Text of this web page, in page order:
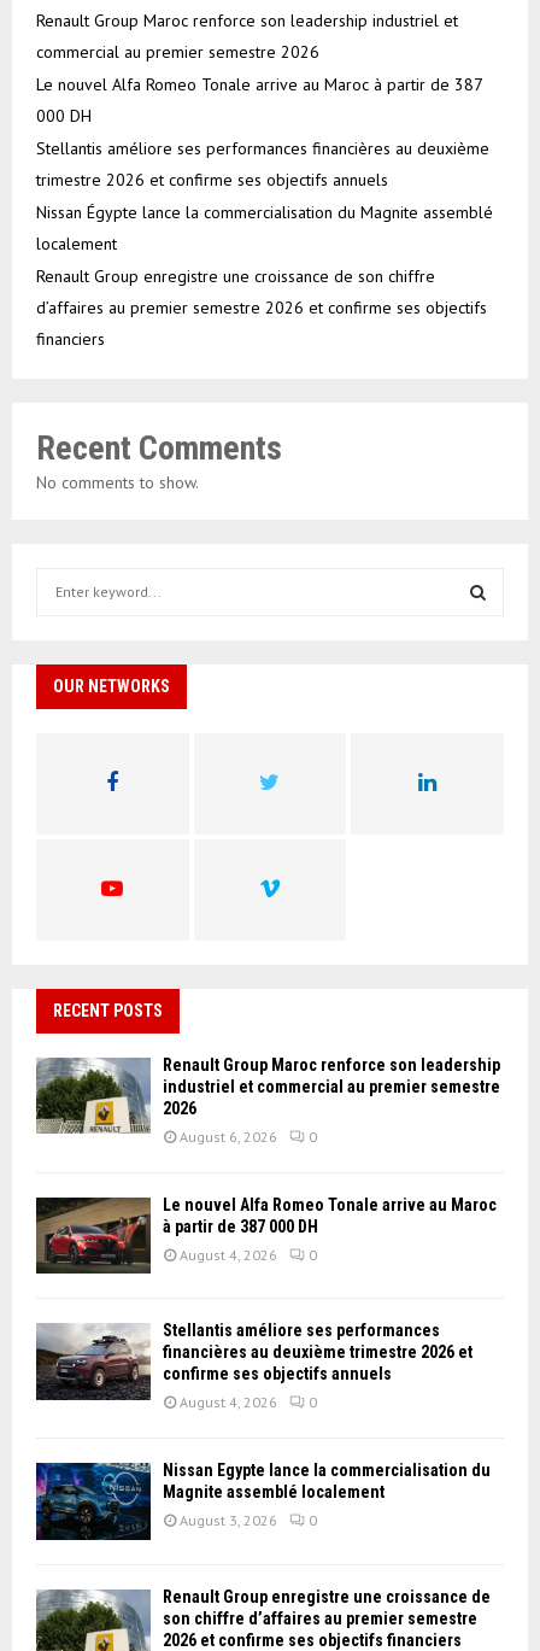
Renault Group Maroc renforce son leadership industriel et
commercial au premier semestre 2026
Le nouvel Alfa Romeo Tonale arrive au Maroc à partir de 387
000 DH
Stellantis améliore ses performances financières au deuxième
trimestre 2026 et confirme ses objectifs annuels
Nissan Égypte lance la commercialisation du Magnite assemblé
localement
Renault Group enregistre une croissance de son chiffre
d’affaires au premier semestre 2026 et confirme ses objectifs
financiers
Recent Comments
No comments to show.
h
OUR NETWORKS
RECENT POSTS
Renault Group Maroc renforce son leadership
industriel et commercial au premier semestre
2026
August 6, 2026 0
Le nouvel Alfa Romeo Tonale arrive au Maroc
à partir de 387 000 DH
August 4, 2026 0
Stellantis améliore ses performances
financières au deuxième trimestre 2026 et
confirme ses objectifs annuels
August 4, 2026 0
Nissan Égypte lance la commercialisation du
Magnite assemblé localement
August 3, 2026 0
Renault Group enregistre une croissance de
son chiffre d’affaires au premier semestre
2026 et confirme ses objectifs financiers